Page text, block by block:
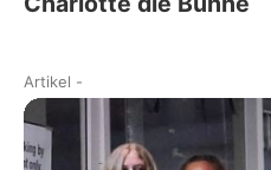
Artikel -